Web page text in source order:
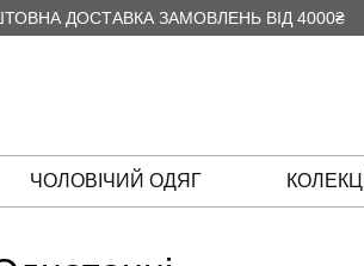
ДОСТАВКА ЗАМОВЛЕНЬ ВІД 4000₴
ЧОЛОВІЧИЙ ОДЯГ КОЛЕКЦІЇ